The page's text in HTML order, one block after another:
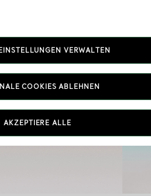
VERWALTEN
COOKIES ABLEHNEN
AKZEPTIERE ALLE